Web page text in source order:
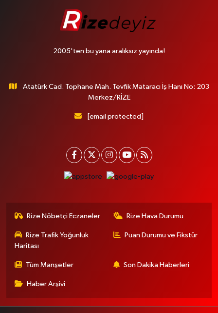
2005'ten bu yana aralıksız yayında!
Atatürk Cad. Tophane Mah. Tevfik Mataracı İş Hanı No: 203
Merkez/RİZE
[email protected]
Rize Nöbetçi Eczaneler Rize Hava Durumu
Rize Trafik Yoğunluk
Haritası
Puan Durumu ve Fikstür
Tüm Manşetler Son Dakika Haberleri
Haber Arşivi